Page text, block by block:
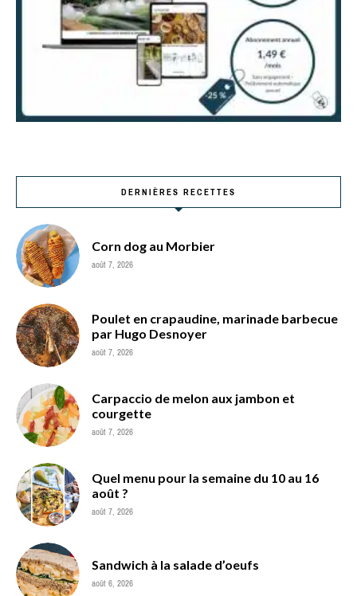
DERNIÈRES RECETTES
Corn dog au Morbier
août 7, 2026
Poulet en crapaudine, marinade barbecue
par Hugo Desnoyer
août 7, 2026
Carpaccio de melon aux jambon et
courgette
août 7, 2026
Quel menu pour la semaine du 10 au 16
août ?
août 7, 2026
Sandwich à la salade d’oeufs
août 6, 2026